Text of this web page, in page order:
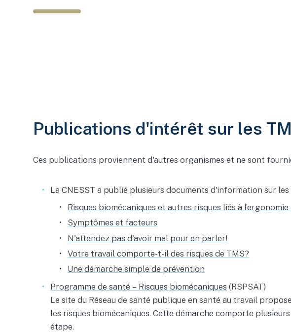
Publications d'intérêt sur les
Ces publications proviennent d'autres organismes et ne sont
La CNESST a publié plusieurs documents d'information sur
Risques biomécaniques et autres risques liés à
Symptômes et facteurs
N'attendez pas d'avoir mal pour en parler!
Votre travail comporte-t-il des risques de TMS?
Une démarche simple de prévention
Programme de santé – Risques biomécaniques (RSPSAT)
Le site du Réseau de santé publique en santé au travail
les risques biomécaniques. Cette démarche comporte
étape.